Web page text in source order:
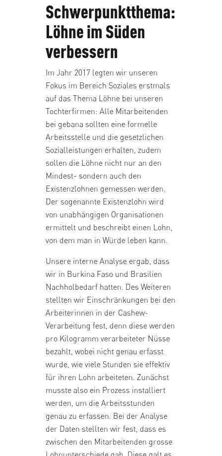
Schwerpunktthema:
Löhne im Süden
verbessern
Im Jahr 2017 legten wir unseren
Fokus im Bereich Soziales erstmals
auf das Thema Löhne bei unseren
Tochterfirmen: Alle Mitarbeitenden
bei gebana sollten eine formelle
Arbeitsstelle und die gesetzlichen
Sozialleistungen erhalten, zudem
sollen die Löhne nicht nur an den
Mindest- sondern auch den
Existenzlohnen gemessen werden.
Der sogenannte Existenzlohn wird
von unabhängigen Organisationen
ermittelt und beschreibt einen Lohn,
von dem man in Würde leben kann.
Unsere interne Analyse ergab, dass
wir in Burkina Faso und Brasilien
Nachholbedarf hatten. Des Weiteren
stellten wir Einschränkungen bei den
Arbeiterinnen in der Cashew-
Verarbeitung fest, denn diese werden
pro Kilogramm verarbeiteter Nüsse
bezahlt, wobei nicht genau erfasst
wurde, wie viele Stunden sie effektiv
für ihren Lohn arbeiteten. Zunächst
musste also ein Prozess installiert
werden, um die Arbeitsstunden
genau zu erfassen. Bei der Analyse
der Daten stellten wir fest, dass es
zwischen den Mitarbeitenden grosse